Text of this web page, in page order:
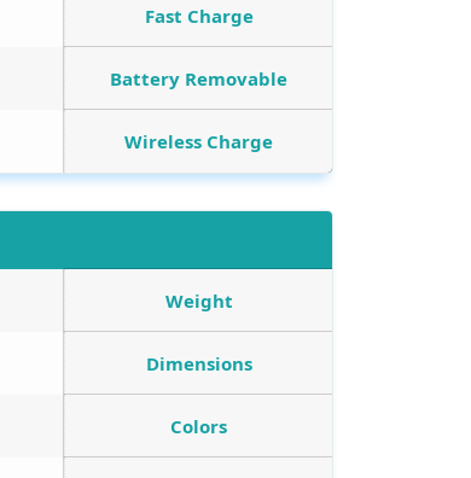
Fast Charge
Battery Removable
Wireless Charge
Weight
Dimensions
Colors